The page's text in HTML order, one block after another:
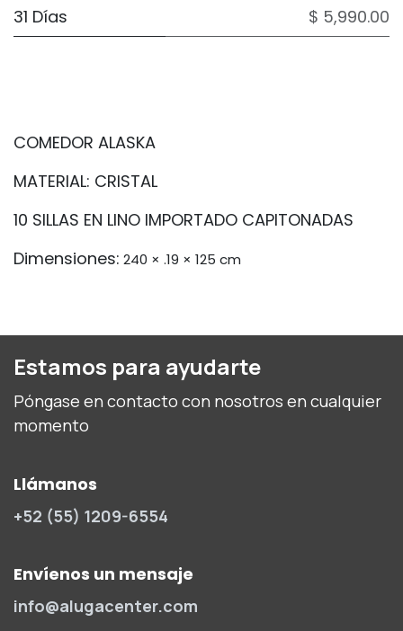
31 Días
$ 5,990.00
COMEDOR ALASKA
MATERIAL: CRISTAL
10 SILLAS EN LINO IMPORTADO CAPITONADAS
Dimensiones: 240 × .19 × 125 cm
Estamos para ayudarte
Póngase en contacto con nosotros en cualquier
momento
Llámanos
+52 (55) 1209-6554
Envíenos un mensaje
info@alugacenter.com